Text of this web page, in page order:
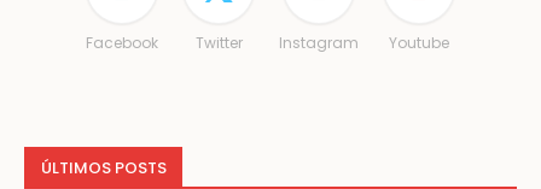
Facebook Twitter Instagram Youtube
ÚLTIMOS POSTS